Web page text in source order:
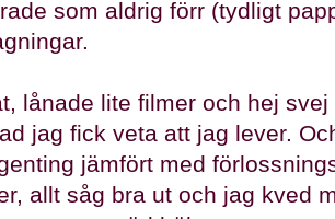
som aldrig förr (tydligt
lånade lite filmer och hej
jag fick veta att jag lever.
jämfört med
allt såg bra ut och jag kved